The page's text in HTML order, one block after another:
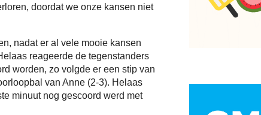
doordat we onze kansen niet
nadat er al vele mooie kansen
reageerde de tegenstanders
worden, zo volgde er een stip van
van Anne (2-3). Helaas
minuut nog gescoord werd met